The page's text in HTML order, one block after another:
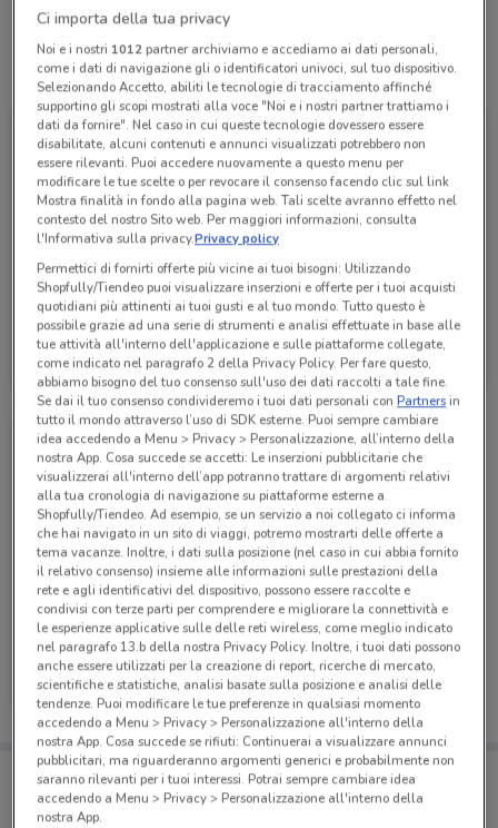
Tutte le promozioni di questo negozio
Conad City
Scade il 30/09
NUOVO
Conad City
Scade martedì 695 m
Porta DoveConviene sempre con te!
Puoi trovare le migliori offerte dei negozi vicino a te,
salvarle e creare la tua lista del risparmio, comodamente
Ci importa della tua privacy
Noi e i nostri 1012partner archiviamo e accediamo ai dati personali,
come i dati di navigazione gli o identificatori univoci, sul tuo dispositivo.
Selezionando Accetto, abiliti le tecnologie di tracciamento affinché
supportino gli scopi mostrati alla voce "Noi e i nostri partner trattiamo i
dati da fornire". Nel caso in cui queste tecnologie dovessero essere
disabilitate, alcuni contenuti e annunci visualizzati potrebbero non
essere rilevanti. Puoi accedere nuovamente a questo menu per
modificare le tue scelte o per revocare il consenso facendo clic sul link
Mostra finalità in fondo alla pagina web. Tali scelte avranno effetto nel
contesto del nostro Sito web. Per maggiori informazioni, consulta
l'Informativa sulla privacy.Privacy policy
Permettici di fornirti offerte più vicine ai tuoi bisogni: Utilizzando
Shopfully/Tiendeo puoi visualizzare inserzioni e offerte per i tuoi acquisti
quotidiani più attinenti ai tuoi gusti e al tuo mondo. Tutto questo è
possibile grazie ad una serie di strumenti e analisi effettuate in base alle
tue attività all'interno dell'applicazione e sulle piattaforme collegate,
come indicato nel paragrafo 2 della Privacy Policy. Per fare questo,
abbiamo bisogno del tuo consenso sull'uso dei dati raccolti a tale fine.
Se dai il tuo consenso condivideremo i tuoi dati personali conPartnersin
tutto il mondo attraverso l’uso di SDK esterne. Puoi sempre cambiare
idea accedendo a Menu > Privacy > Personalizzazione, all’interno della
nostra App. Cosa succede se accetti: Le inserzioni pubblicitarie che
visualizzerai all'interno dell’app potranno trattare di argomenti relativi
alla tua cronologia di navigazione su piattaforme esterne a
Shopfully/Tiendeo. Ad esempio, se un servizio a noi collegato ci informa
che hai navigato in un sito di viaggi, potremo mostrarti delle offerte a
tema vacanze. Inoltre, i dati sulla posizione (nel caso in cui abbia fornito
il relativo consenso) insieme alle informazioni sulle prestazioni della
rete e agli identificativi del dispositivo, possono essere raccolte e
condivisi con terze parti per comprendere e migliorare la connettività e
le esperienze applicative sulle delle reti wireless, come meglio indicato
nel paragrafo 13.b della nostra Privacy Policy. Inoltre, i tuoi dati possono
anche essere utilizzati per la creazione di report, ricerche di mercato,
scientifiche e statistiche, analisi basate sulla posizione e analisi delle
tendenze. Puoi modificare le tue preferenze in qualsiasi momento
accedendo a Menu > Privacy > Personalizzazione all'interno della
nostra App. Cosa succede se rifiuti: Continuerai a visualizzare annunci
pubblicitari, ma riguarderanno argomenti generici e probabilmente non
saranno rilevanti per i tuoi interessi. Potrai sempre cambiare idea
accedendo a Menu > Privacy > Personalizzazione all'interno della
nostra App.